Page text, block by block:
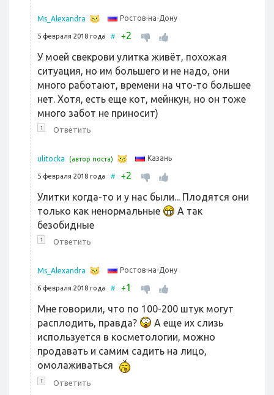
Ms_Alexandra Ростов-на-Дону
5 февраля 2018 года # +2
У моей свекрови улитка живёт, похожая
ситуация, но им большего и не надо, они
много работают, времени на что-то большее
нет. Хотя, есть еще кот, мейнкун, но он тоже
много забот не приносит)
↑ Ответить
ulitocka (автор поста) Казань
5 февраля 2018 года # +2
Улитки когда-то и у нас были... Плодятся они
только как ненормальные
А так
безобидные
↑ Ответить
Ms_Alexandra Ростов-на-Дону
6 февраля 2018 года # +1
Мне говорили, что по 100-200 штук могут
расплодить, правда?
А еще их слизь
используется в косметологии, можно
продавать и самим садить на лицо,
омолаживаться
↑ Ответить